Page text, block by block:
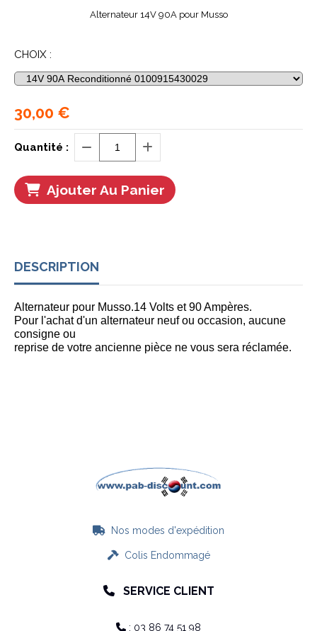
Alternateur 14V 90A pour Musso
CHOIX :
30,00 €
Quantité :
Ajouter Au Panier
DESCRIPTION
Alternateur pour Musso.14 Volts et 90 Ampères.
Pour l'achat d'un alternateur neuf ou occasion, aucune
consigne ou
reprise de votre ancienne pièce ne vous sera réclamée.
 Nos modes d'expédition
Colis Endommagé
 SERVICE CLIENT
 : 03 86 74 51 98